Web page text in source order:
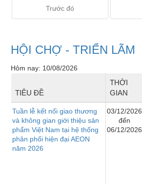
Trước đó
HỘI CHỢ - TRIỂN LÃM
Hôm nay: 10/08/2026
TIÊU ĐỀ
THỜI
GIAN
Tuần lễ kết nối giao thương
và không gian giới thiệu sản
phẩm Việt Nam tại hệ thống
phân phối hiện đại AEON
năm 2026
03/12/2026
đến
06/12/2026